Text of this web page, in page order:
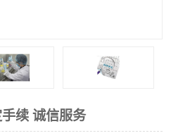
续 诚信服务